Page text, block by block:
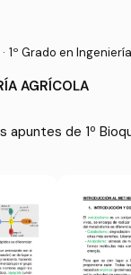
· 1º Grado en
AGRÍCOLA
de 1º